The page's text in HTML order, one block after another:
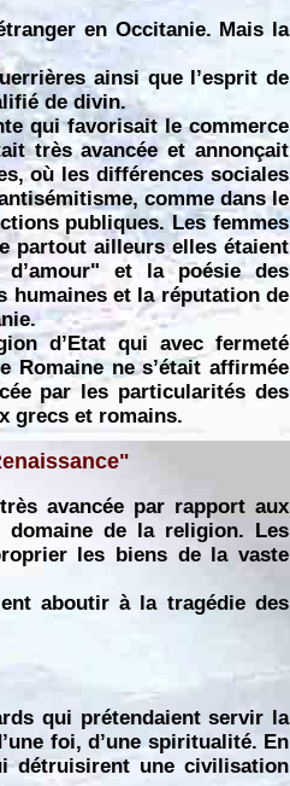
en Occitanie. Mais la
ainsi que l’esprit de
de divin.
qui favorisait le commerce
très avancée et annonçait
où les différences sociales
comme dans le
publiques. Les femmes
partout ailleurs elles étaient
et la poésie des
humaines et la réputation de
d’Etat qui avec fermeté
Romaine ne s’était affirmée
par les particularités des
grecs et romains.
avancée par rapport aux
de la religion. Les
les biens de la vaste
aboutir à la tragédie des
qui prétendaient servir la
foi, d’une spiritualité. En
détruisirent une civilisation